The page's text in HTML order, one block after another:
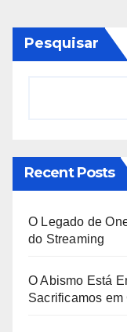
Pesquisar
Recent Posts
O Legado de
do Streaming
O Abismo Está
Sacrificamos